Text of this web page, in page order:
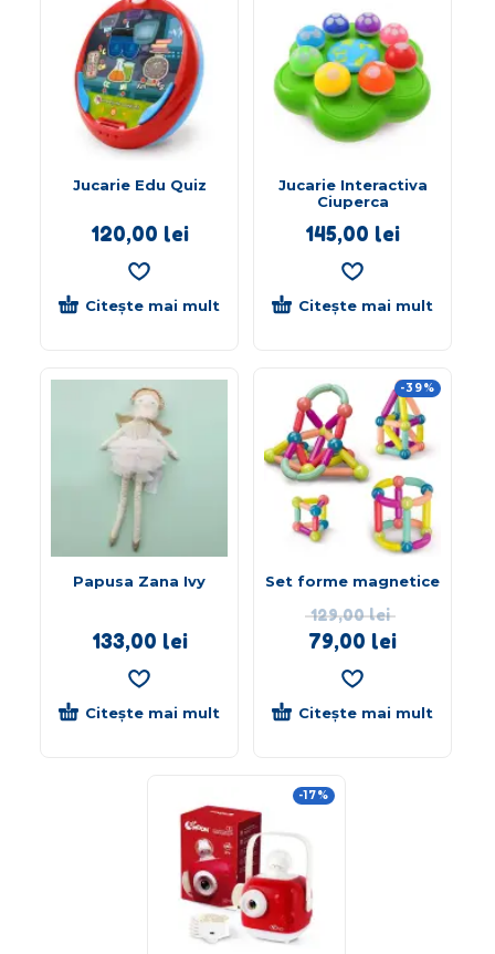
Jucarie Edu Quiz
120,00 lei
Citește mai mult
Jucarie Interactiva
Ciuperca
145,00 lei
Citește mai mult
Papusa Zana Ivy
133,00 lei
Citește mai mult
-39%
Set forme magnetice
129,00lei
79,00 lei
Citește mai mult
-17%